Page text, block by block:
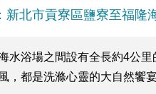
新北市貢寮區鹽寮至福隆
水浴場之間設有全長約4公
，都是洗滌心靈的大自然饗